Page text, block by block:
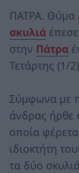
ΠΑΤΡΑ. Θύμα
σκυλιά
στην Πάτρα
Τετάρτης (1/
Σύμφωνα με
άνδρας ήρθε
οποία
ιδιοκτήτη
τα δύο